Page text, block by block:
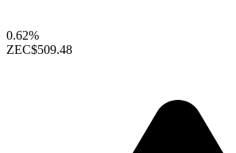
0.62%
ZEC$509.48